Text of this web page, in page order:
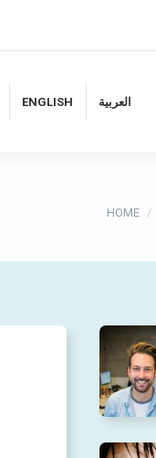
ENGLISH العربية
Je bent
HOME